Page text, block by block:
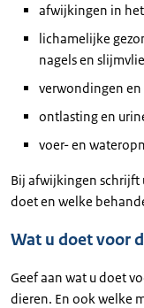
afwijkingen in
lichamelijke
nagels en
verwondingen
ontlasting en
voer- en
Bij afwijkingen schrijft
doet en welke
Wat u doet voor
Geef aan wat u doet
dieren. En ook welke